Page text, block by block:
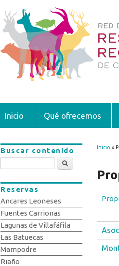
Inicio Qué ofrecemos
Se
Inicio »
Buscar contenido
Buscar
Reservas
Ancares Leoneses
Fuentes Carrionas
Lagunas de Villafáfila
Las Batuecas
Mampodre
Riaño